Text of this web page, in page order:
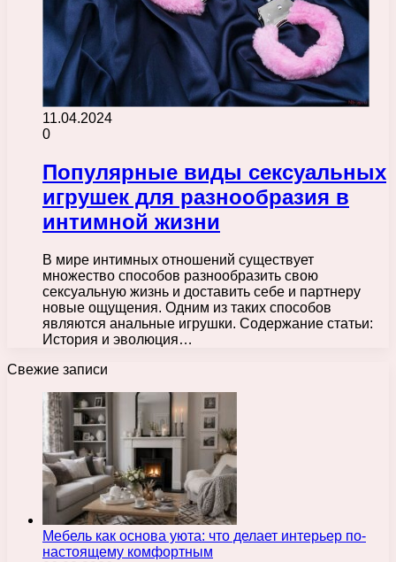
11.04.2024
0
Популярные виды сексуальных
игрушек для разнообразия в
интимной жизни
В мире интимных отношений существует
множество способов разнообразить свою
сексуальную жизнь и доставить себе и партнеру
новые ощущения. Одним из таких способов
являются анальные игрушки. Содержание статьи:
История и эволюция…
Свежие записи
Мебель как основа уюта: что делает интерьер по-
настоящему комфортным